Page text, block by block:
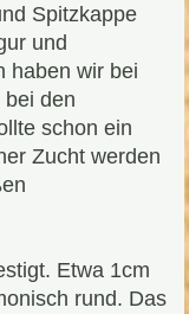
Spitzkappe
und
haben wir bei
den
schon ein
Zucht werden
Etwa 1cm
rund. Das